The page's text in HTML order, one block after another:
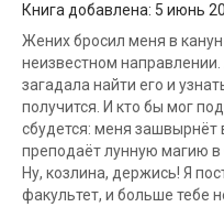
Книга добавлена: 5 июнь
Жених бросил меня в
неизвестном
загадала найти его и
получится. И кто бы мог
сбудется: меня
преподаёт лунную магию
Ну, козлина, держись! Я
факультет, и больше тебе